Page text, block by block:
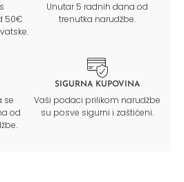
50€
Unutar 5 radnih dana od
trenutka narudžbe.
se
od
SIGURNA KUPOVINA
Vaši podaci prilikom narudžbe
su posve sigurni i zaštićeni.